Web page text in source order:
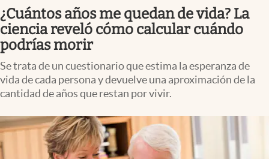
¿Cuántos años me quedan de vida? La
ciencia reveló cómo calcular cuándo
podrías morir
Se trata de un cuestionario que estima la esperanza de
vida de cada persona y devuelve una aproximación de la
cantidad de años que restan por vivir.